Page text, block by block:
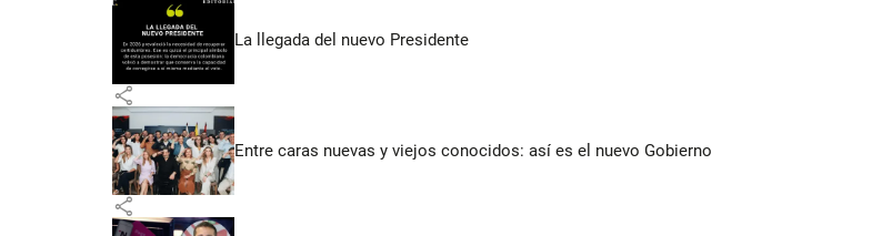
La llegada del nuevo Presidente
share
Entre caras nuevas y viejos conocidos: así es el nuevo Gobierno
share